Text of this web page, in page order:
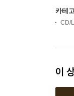
카테
CD/
이